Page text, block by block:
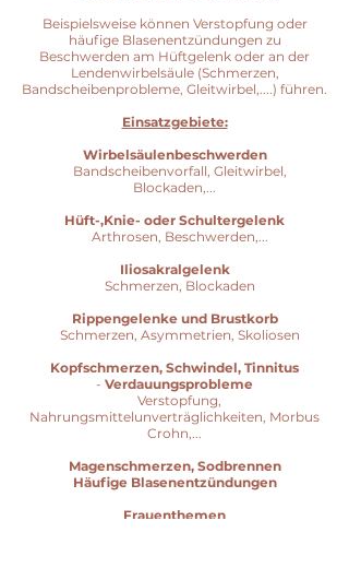
Beispielsweise können Verstopfung oder
häufige Blasenentzündungen zu
Beschwerden am Hüftgelenk oder an der
Lendenwirbelsäule (Schmerzen,
Bandscheibenprobleme, Gleitwirbel,....) führen.
Einsatzgebiete:
Wirbelsäulenbeschwerden
Bandscheibenvorfall, Gleitwirbel,
Blockaden,...
Hüft-,Knie- oder Schultergelenk
Arthrosen, Beschwerden,...
Iliosakralgelenk
Schmerzen, Blockaden
Rippengelenke und Brustkorb
Schmerzen, Asymmetrien, Skoliosen
Kopfschmerzen, Schwindel, Tinnitus
- Verdauungsprobleme
Verstopfung,
Nahrungsmittelunverträglichkeiten, Morbus
Crohn,...
Magenschmerzen, Sodbrennen
Häufige Blasenentzündungen
Frauenthemen